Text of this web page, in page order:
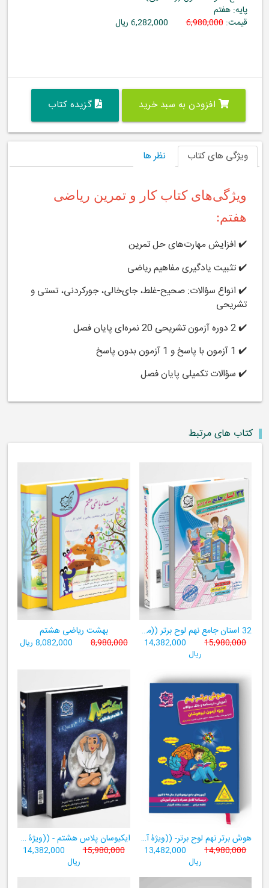
پایه: هفتم
قیمت:6,980,000 6,282,000 ریال
افزودن به سبد خرید گزیده کتاب
ویژگی های کتاب نظر ها
ویژگی‌های کتاب کار و تمرین ریاضی
هفتم:
✔️ افزایش مهارت‌های حل تمرین
✔️ تثبیت یادگیری مفاهیم ریاضی
✔️ انواع سؤالات: صحیح-غلط، جای‌خالی، جورکردنی، تستی و
تشریحی
✔️ 2 دوره آزمون تشریحی 20 نمره‌ای پایان فصل
✔️ 1 آزمون با پاسخ و 1 آزمون بدون پاسخ
✔️ سؤالات تکمیلی پایان فصل
کتاب های مرتبط
32 استان جامع نهم لوح برتر ((مجموعه آزمون‌های وروردی دبیرستان‌های نمونه‌دولتی 31 استان کشور+ فیلم‌های آموزشی +سامانۀ آزمون ساز آنلاین))
15,980,000
14,382,000
ریال
بهشت ریاضی هشتم
8,980,000 8,082,000 ریال
هوش برتر نهم لوح برتر- ((ویژۀ آزمون تیزهوشان پایۀ نهم+ فیلم آموزشی + سامانۀ آزمون‌ساز رایگان))
14,980,000
13,482,000
ریال
ایکیوسان پلاس هشتم - ((ویژۀ مدارس نمونه دولتی، تیزهوشان و سمپاد+ فیلم‌های آموزشی+سامانۀ آزمون‌ساز رایگان))
15,980,000
14,382,000
ریال